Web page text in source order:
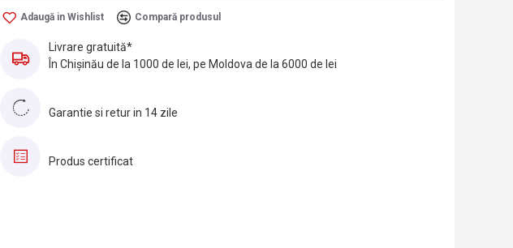
Adaugă in Wishlist Compară produsul
Livrare gratuită*
În Chișinău de la 1000 de lei, pe Moldova de la 6000 de lei
Garantie si retur in 14 zile
Produs certificat